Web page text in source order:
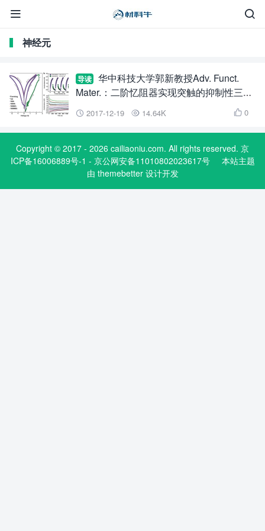


神经元
导读
华中科技大学郭新教授Adv. Funct.
Mater.：二阶忆阻器实现突触的抑制性三脉
冲STDP学习规则
 2017-12-19  14.64K  0
Copyright © 2017 - 2026 cailiaoniu.com. All rights reserved. 京
ICP备16006889号-1 - 京公网安备11010802023617号
本站主题
由 themebetter设计开发